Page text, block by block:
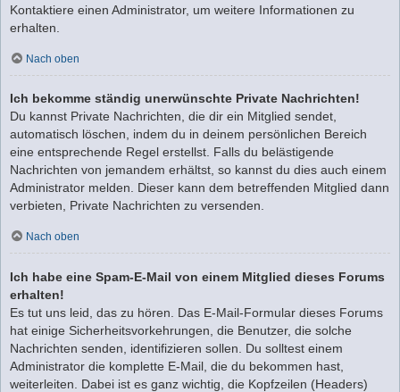
Kontaktiere einen Administrator, um weitere Informationen zu
erhalten.
Nach oben
Ich bekomme ständig unerwünschte Private Nachrichten!
Du kannst Private Nachrichten, die dir ein Mitglied sendet,
automatisch löschen, indem du in deinem persönlichen Bereich
eine entsprechende Regel erstellst. Falls du belästigende
Nachrichten von jemandem erhältst, so kannst du dies auch einem
Administrator melden. Dieser kann dem betreffenden Mitglied dann
verbieten, Private Nachrichten zu versenden.
Nach oben
Ich habe eine Spam-E-Mail von einem Mitglied dieses Forums
erhalten!
Es tut uns leid, das zu hören. Das E-Mail-Formular dieses Forums
hat einige Sicherheitsvorkehrungen, die Benutzer, die solche
Nachrichten senden, identifizieren sollen. Du solltest einem
Administrator die komplette E-Mail, die du bekommen hast,
weiterleiten. Dabei ist es ganz wichtig, die Kopfzeilen (Headers)